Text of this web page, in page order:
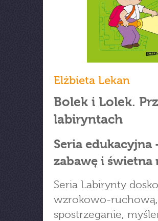
Elżbieta Lekan
Bolek i Lolek.
labiryntach
Seria edukacyjna
zabawę i świetna
Seria Labirynty
wzrokowo-
spostrzeganie,